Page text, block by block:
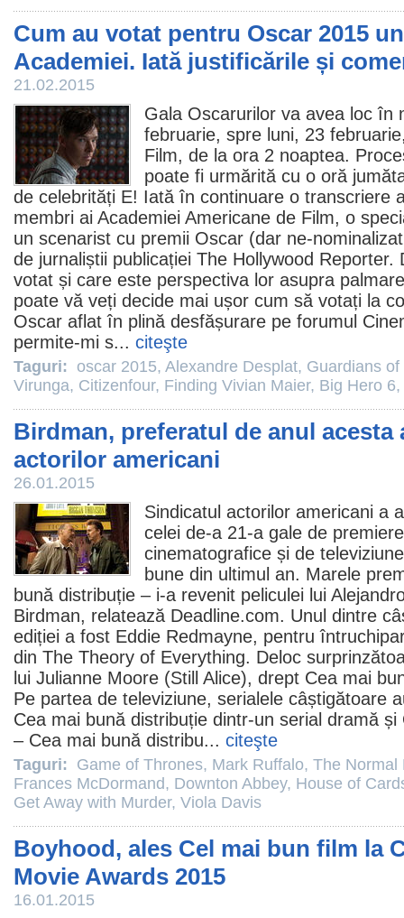
Cum au votat pentru Oscar 2015
Academiei. Iată justificările și
21.02.2015
Gala Oscarurilor va avea loc în
februarie, spre luni, 23
Film, de la ora 2 noaptea.
poate fi urmărită cu o oră
de celebrități E! Iată în continuare o transcriere
membri ai Academiei Americane de Film, o
un scenarist cu premii Oscar (dar ne-
de jurnaliștii publicației The Hollywood Reporter.
votat și care este perspectiva lor asupra
poate vă veți decide mai ușor cum să votați la
Oscar aflat în plină desfășurare pe forumul
permite-mi s... citeşte
Taguri: oscar 2015, Alexandre Desplat, Guardians
Virunga, Citizenfour, Finding Vivian Maier, Big Hero 6,
Birdman, preferatul de anul
actorilor americani
26.01.2015
Sindicatul actorilor americani a
celei de-a 21-a gale de
cinematografice și de
bune din ultimul an. Marele
bună distribuție – i-a revenit peliculei lui
Birdman, relatează Deadline.com. Unul dintre
ediției a fost Eddie Redmayne, pentru
din The Theory of Everything. Deloc
lui Julianne Moore (Still Alice), drept Cea mai
Pe partea de televiziune, serialele câștigătoare
Cea mai bună distribuție dintr-un serial dramă și
– Cea mai bună distribu... citeşte
Taguri: Game of Thrones, Mark Ruffalo, The Normal
Frances McDormand, Downton Abbey, House of
Get Away with Murder, Viola Davis
Boyhood, ales Cel mai bun film la
Movie Awards 2015
16.01.2015